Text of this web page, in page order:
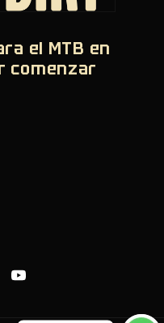
el MTB en
comenzar
YouTube